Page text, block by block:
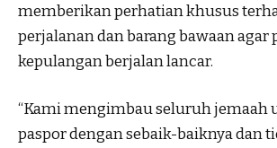
memberikan perhatian khusus
perjalanan dan barang bawaan agar
kepulangan berjalan lancar.
“Kami mengimbau seluruh jemaah
paspor dengan sebaik-baiknya dan